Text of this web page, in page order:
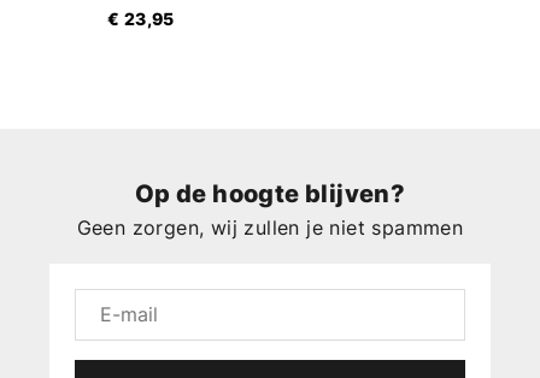
€ 23,95
Op de hoogte blijven?
Geen zorgen, wij zullen je niet spammen